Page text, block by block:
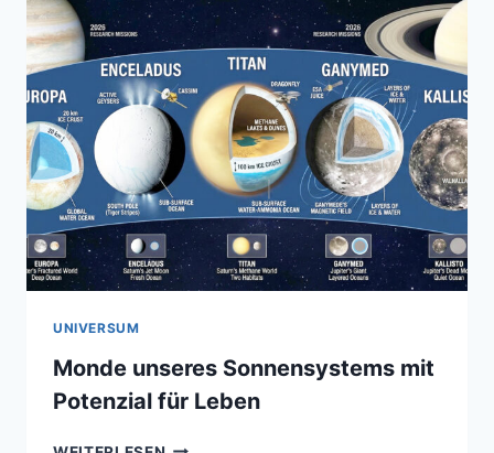
UNIVERSUM
Monde unseres Sonnensystems mit
Potenzial für Leben
MONDE